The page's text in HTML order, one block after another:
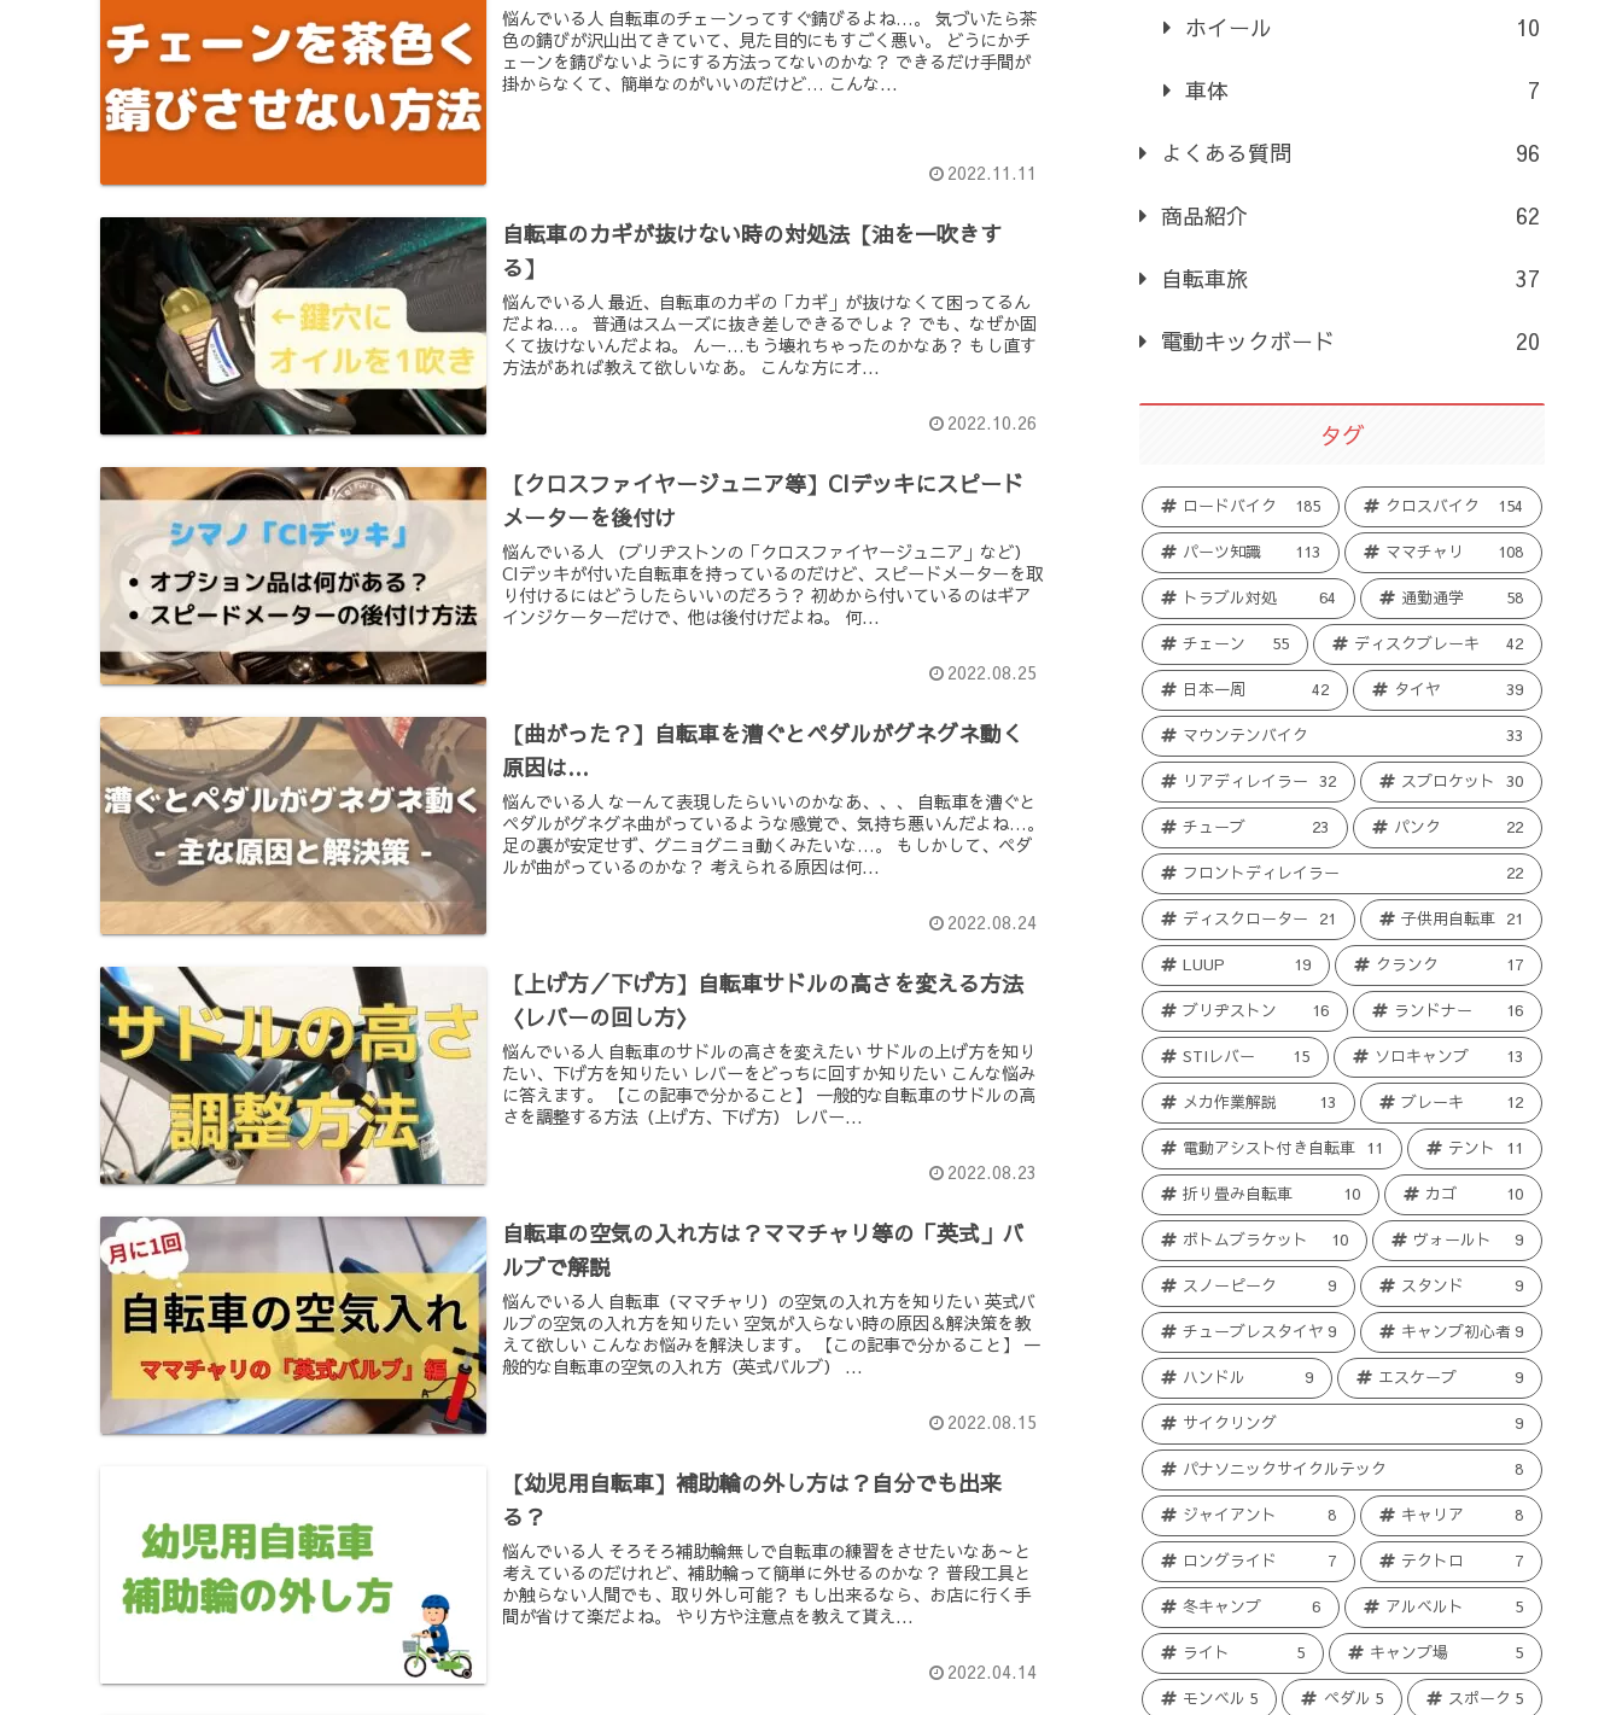
悩んでいる人 自転車のチェーンってすぐ錆びるよね…。 気づいたら茶
色の錆びが沢山出てきていて、見た目的にもすごく悪い。 どうにかチ
ェーンを錆びないようにする方法ってないのかな？ できるだけ手間が
掛からなくて、簡単なのがいいのだけど… こんな...
2022.11.11
自転車のカギが抜けない時の対処法【油を一吹きす
る】
悩んでいる人 最近、自転車のカギの「カギ」が抜けなくて困ってるん
だよね…。 普通はスムーズに抜き差しできるでしょ？ でも、なぜか固
くて抜けないんだよね。 んー…もう壊れちゃったのかなあ？ もし直す
方法があれば教えて欲しいなあ。 こんな方にオ...
2022.10.26
【クロスファイヤージュニア等】CIデッキにスピード
メーターを後付け
悩んでいる人 （ブリヂストンの「クロスファイヤージュニア」など）
CIデッキが付いた自転車を持っているのだけど、スピードメーターを取
り付けるにはどうしたらいいのだろう？ 初めから付いているのはギア
インジケーターだけで、他は後付けだよね。 何...
2022.08.25
【曲がった？】自転車を漕ぐとペダルがグネグネ動く
原因は…
悩んでいる人 なーんて表現したらいいのかなあ、、、 自転車を漕ぐと
ペダルがグネグネ曲がっているような感覚で、気持ち悪いんだよね…。
足の裏が安定せず、グニョグニョ動くみたいな…。 もしかして、ペダ
ルが曲がっているのかな？ 考えられる原因は何...
2022.08.24
【上げ方／下げ方】自転車サドルの高さを変える方法
〈レバーの回し方〉
悩んでいる人 自転車のサドルの高さを変えたい サドルの上げ方を知り
たい、下げ方を知りたい レバーをどっちに回すか知りたい こんな悩み
に答えます。 【この記事で分かること】 一般的な自転車のサドルの高
さを調整する方法（上げ方、下げ方） レバー...
2022.08.23
自転車の空気の入れ方は？ママチャリ等の「英式」バ
ルブで解説
悩んでいる人 自転車（ママチャリ）の空気の入れ方を知りたい 英式バ
ルブの空気の入れ方を知りたい 空気が入らない時の原因＆解決策を教
えて欲しい こんなお悩みを解決します。 【この記事で分かること】 一
般的な自転車の空気の入れ方（英式バルブ） ...
2022.08.15
【幼児用自転車】補助輪の外し方は？自分でも出来
る？
悩んでいる人 そろそろ補助輪無しで自転車の練習をさせたいなあ～と
考えているのだけれど、補助輪って簡単に外せるのかな？ 普段工具と
か触らない人間でも、取り外し可能？ もし出来るなら、お店に行く手
間が省けて楽だよね。 やり方や注意点を教えて貰え...
2022.04.14
ホイール 10
車体 7
よくある質問 96
商品紹介 62
自転車旅 37
電動キックボード 20
タグ
ロードバイク 185 クロスバイク 154
パーツ知識 113 ママチャリ 108
トラブル対処 64 通勤通学 58
チェーン 55 ディスクブレーキ 42
日本一周 42 タイヤ 39
マウンテンバイク 33
リアディレイラー 32 スプロケット 30
チューブ 23 パンク 22
フロントディレイラー 22
ディスクローター 21 子供用自転車 21
LUUP 19 クランク 17
ブリヂストン 16 ランドナー 16
STIレバー 15 ソロキャンプ 13
メカ作業解説 13 ブレーキ 12
電動アシスト付き自転車 11 テント 11
折り畳み自転車 10 カゴ 10
ボトムブラケット 10 ヴォールト 9
スノーピーク 9 スタンド 9
チューブレスタイヤ 9 キャンプ初心者 9
ハンドル 9 エスケープ 9
サイクリング 9
パナソニックサイクルテック 8
ジャイアント 8 キャリア 8
ロングライド 7 テクトロ 7
冬キャンプ 6 アルベルト 5
ライト 5 キャンプ場 5
モンベル 5 ペダル 5 スポーク 5